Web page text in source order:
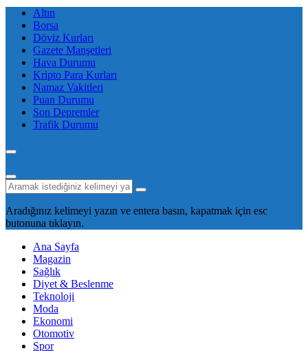
Altın
Borsa
Döviz Kurları
Gazete Manşetleri
Hava Durumu
Kripto Para Kurları
Namaz Vakitleri
Puan Durumu
Son Depremler
Trafik Durumu
Aradığınız kelimeyi yazın ve entera basın, kapatmak için esc
butonuna tıklayın.
Ana Sayfa
Magazin
Sağlık
Diyet & Beslenme
Teknoloji
Moda
Ekonomi
Otomotiv
Spor